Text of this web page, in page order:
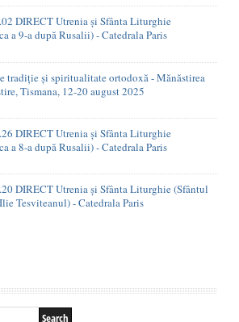
DIRECT Utrenia și Sfânta Liturghie
a 9-a după Rusalii) - Catedrala Paris
tradiție și spiritualitate ortodoxă - Mănăstirea
Tismana, 12-20 august 2025
DIRECT Utrenia și Sfânta Liturghie
a 8-a după Rusalii) - Catedrala Paris
DIRECT Utrenia și Sfânta Liturghie (Sfântul
Tesviteanul) - Catedrala Paris